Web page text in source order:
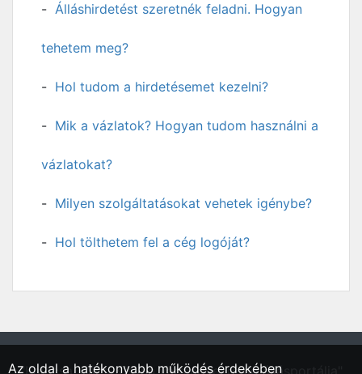
Álláshirdetést szeretnék feladni. Hogyan
tehetem meg?
Hol tudom a hirdetésemet kezelni?
Mik a vázlatok? Hogyan tudom használni a
vázlatokat?
Milyen szolgáltatásokat vehetek igénybe?
Hol tölthetem fel a cég logóját?
"Kalocsa, Bács-Kiskun vármegyei régió állásportálja"
Az oldal a hatékonyabb működés érdekében